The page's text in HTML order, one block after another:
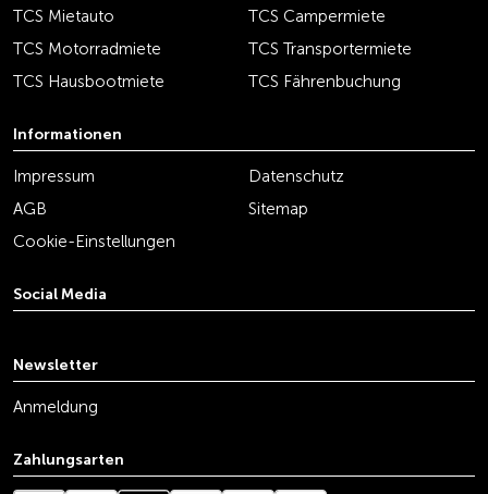
TCS Mietauto
TCS Campermiete
TCS Motorradmiete
TCS Transportermiete
TCS Hausbootmiete
TCS Fährenbuchung
Informationen
Impressum
Datenschutz
AGB
Sitemap
Cookie-Einstellungen
Social Media
Newsletter
Anmeldung
Zahlungsarten